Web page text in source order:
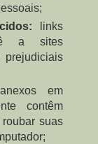
links
a sites
prejudiciais
em
contêm
suas